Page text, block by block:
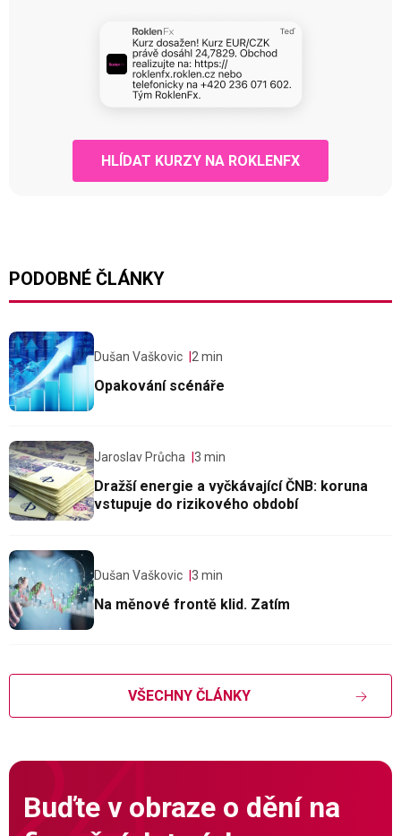
HLÍDAT KURZY NA ROKLENFX
PODOBNÉ ČLÁNKY
Dušan Vaškovic 2 min
Opakování scénáře
Jaroslav Průcha 3 min
Dražší energie a vyčkávající ČNB: koruna
vstupuje do rizikového období
Dušan Vaškovic 3 min
Na měnové frontě klid. Zatím
VŠECHNY ČLÁNKY
Buďte v obraze o dění na